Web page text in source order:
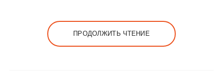
ПРОДОЛЖИТЬ ЧТЕНИЕ